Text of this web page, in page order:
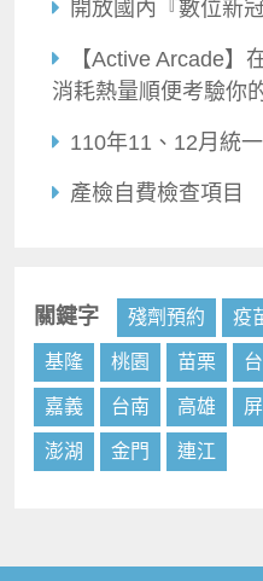
開放國內『數位新
【Active Arcade】
消耗熱量順便考驗你
110年11、12月統
產檢自費檢查項目
關鍵字 殘劑預約 疫
基隆 桃園 苗栗
嘉義 台南 高雄
澎湖 金門 連江